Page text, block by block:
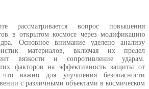
рассматривается вопрос повышения
в открытом космосе через модификацию
Основное внимание уделено анализу
материалов, включая их предел
вязкости и сопротивление ударам.
факторов на эффективность защиты от
что важно для улучшения безопасности
с различными объектами в космическом